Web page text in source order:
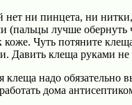
нет ни пинцета, ни нитки,
(пальцы лучше
Чуть потяните
Давить клеща руками не
клеща надо обязательно
дома